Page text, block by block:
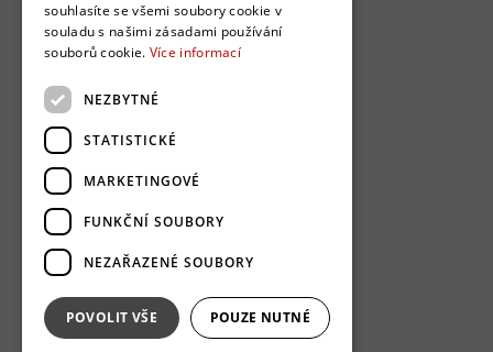
Uživatelské podmínky
Ochrana osobních údajú
Cookies
souhlasíte se všemi soubory cookie v
souladu s našimi zásadami používání
souborů cookie. Více informací
NEZBYTNÉ
STATISTICKÉ
MARKETINGOVÉ
FUNKČNÍ SOUBORY
NEZAŘAZENÉ SOUBORY
POVOLIT VŠE POUZE NUTNÉ